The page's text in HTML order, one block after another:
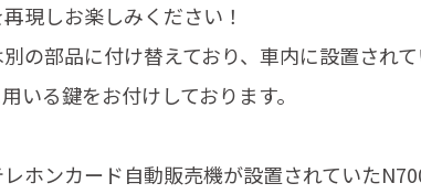
現しお楽しみください！
の部品に付け替えており、車内に設置され
いる鍵をお付けしております。
ホンカード自動販売機が設置されていた